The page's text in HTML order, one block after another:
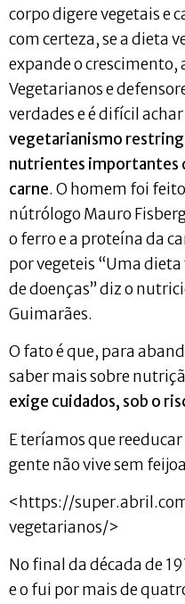
corpo digere vegetais e
com certeza, se a dieta
expande o crescimento,
Vegetarianos e
verdades e é difícil
vegetarianismo
nutrientes importantes
carne. O homem foi
nútrólogo Mauro
o ferro e a proteína da
por vegeteis “Uma
de doenças” diz o
Guimarães.
O fato é que, para
saber mais sobre
exige cuidados, sob o
E teríamos que
gente não vive sem
<https://
vegetarianos/>
No final da década de
e o fui por mais de